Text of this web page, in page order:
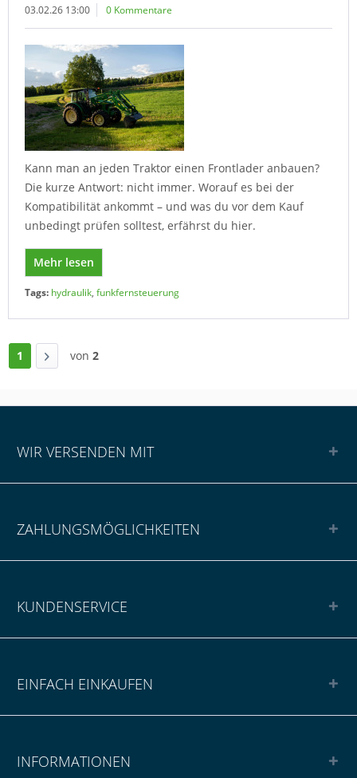
03.02.26 13:00 0 Kommentare
Kann man an jeden Traktor einen Frontlader anbauen?
Die kurze Antwort: nicht immer. Worauf es bei der
Kompatibilität ankommt – und was du vor dem Kauf
unbedingt prüfen solltest, erfährst du hier.
Mehr lesen
Tags: hydraulik, funkfernsteuerung
1 von 2
WIR VERSENDEN MIT
ZAHLUNGSMÖGLICHKEITEN
KUNDENSERVICE
EINFACH EINKAUFEN
INFORMATIONEN